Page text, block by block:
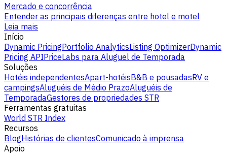
Mercado e concorrência
Entender as principais diferenças entre hotel e motel
Leia mais
Início
Dynamic PricingPortfolio AnalyticsListing OptimizerDynamic
Pricing APIPriceLabs para Aluguel de Temporada
Soluções
Hotéis independentesApart-hotéisB&B e pousadasRV e
campingsAluguéis de Médio PrazoAluguéis de
TemporadaGestores de propriedades STR
Ferramentas gratuitas
World STR Index
Recursos
BlogHistórias de clientesComunicado à imprensa
Apoio